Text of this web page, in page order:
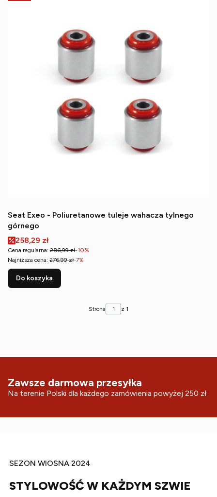
Seat Exeo - Poliuretanowe tuleje wahacza tylnego
górnego
Cena promocyjna
258,29 zł
Cena regularna: 286,99 zł-10%
Najniższa cena: 276,99 zł-7%
Do koszyka
Strona z 1
Zawsze darmowa przesyłka
Na terenie Polski dla każdego zamówienia powyżej 250 zł
SEZON WIOSNA 2024
STYLOWOŚĆ W KAŻDYM SZWIE